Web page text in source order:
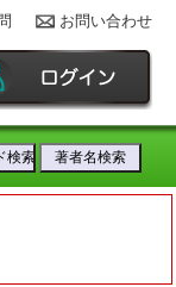
お問い合わせ